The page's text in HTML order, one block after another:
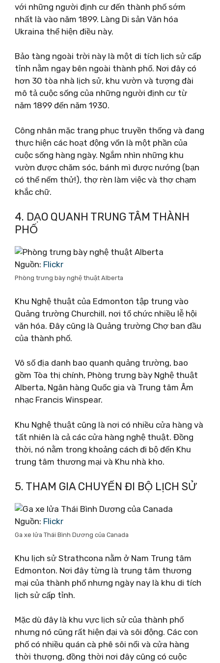
với những người định cư đến thành phố sớm
nhất là vào năm 1899. Làng Di sản Văn hóa
Ukraina thể hiện điều này.
Bảo tàng ngoài trời này là một di tích lịch sử cấp
tỉnh nằm ngay bên ngoài thành phố. Nơi đây có
hơn 30 tòa nhà lịch sử, khu vườn và tượng đài
mô tả cuộc sống của những người định cư từ
năm 1899 đến năm 1930.
Công nhân mặc trang phục truyền thống và đang
thực hiện các hoạt động vốn là một phần của
cuộc sống hàng ngày. Ngắm nhìn những khu
vườn được chăm sóc, bánh mì được nướng (bạn
có thể nếm thử!), thợ rèn làm việc và thợ chạm
khắc chữ.
4. DẠO QUANH TRUNG TÂM THÀNH
PHỐ
Nguồn: Flickr
Phòng trưng bày nghệ thuật Alberta
Khu Nghệ thuật của Edmonton tập trung vào
Quảng trường Churchill, nơi tổ chức nhiều lễ hội
văn hóa. Đây cũng là Quảng trường Chợ ban đầu
của thành phố.
Vô số địa danh bao quanh quảng trường, bao
gồm Tòa thị chính, Phòng trưng bày Nghệ thuật
Alberta, Ngân hàng Quốc gia và Trung tâm Âm
nhạc Francis Winspear.
Khu Nghệ thuật cũng là nơi có nhiều cửa hàng và
tất nhiên là cả các cửa hàng nghệ thuật. Đồng
thời, nó nằm trong khoảng cách đi bộ đến Khu
trung tâm thương mại và Khu nhà kho.
5. THAM GIA CHUYẾN ĐI BỘ LỊCH SỬ
Nguồn: Flickr
Ga xe lửa Thái Bình Dương của Canada
Khu lịch sử Strathcona nằm ở Nam Trung tâm
Edmonton. Nơi đây từng là trung tâm thương
mại của thành phố nhưng ngày nay là khu di tích
lịch sử cấp tỉnh.
Mặc dù đây là khu vực lịch sử của thành phố
nhưng nó cũng rất hiện đại và sôi động. Các con
phố có nhiều quán cà phê sôi nổi và cửa hàng
thời thượng, đồng thời nơi đây cũng có cuộc